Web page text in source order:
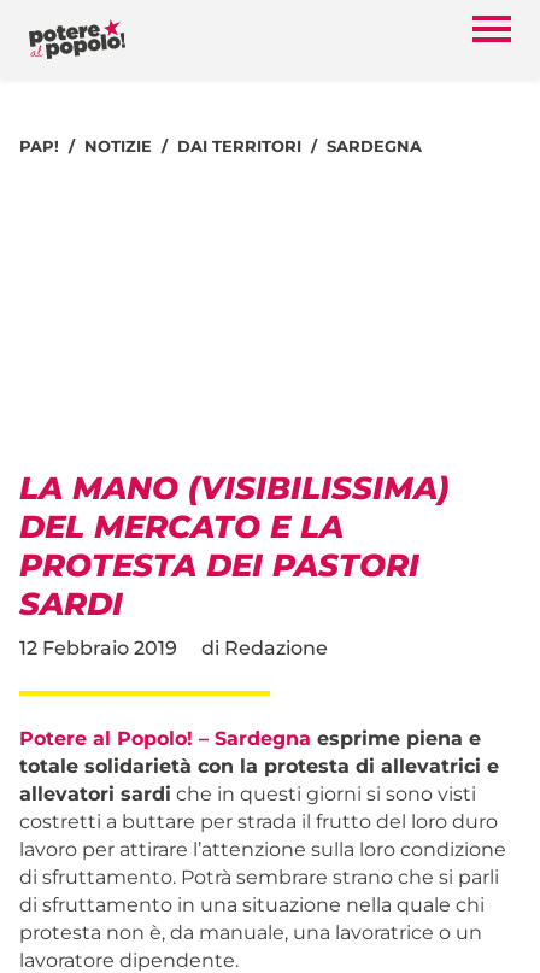
PAP! NOTIZIE DAI TERRITORI SARDEGNA
LA MANO (VISIBILISSIMA)
DEL MERCATO E LA
PROTESTA DEI PASTORI
SARDI
12 Febbraio 2019 di Redazione
Potere al Popolo! – Sardegna esprime piena e
totale solidarietà con la protesta di allevatrici e
allevatori sardi che in questi giorni si sono visti
costretti a buttare per strada il frutto del loro duro
lavoro per attirare l’attenzione sulla loro condizione
di sfruttamento. Potrà sembrare strano che si parli
di sfruttamento in una situazione nella quale chi
protesta non è, da manuale, una lavoratrice o un
lavoratore dipendente.